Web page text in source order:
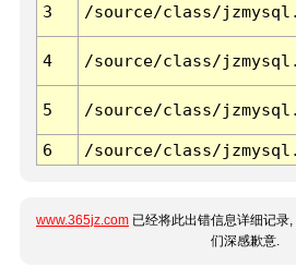
3 /source/class/
4 /source/class/
5 /source/class/
6 /source/class/
www.365jz.com 已经将此出错信息详细记录
们深感歉意.